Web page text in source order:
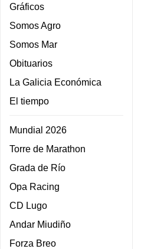
Gráficos
Somos Agro
Somos Mar
Obituarios
La Galicia Económica
El tiempo
Mundial 2026
Torre de Marathon
Grada de Río
Opa Racing
CD Lugo
Andar Miudiño
Forza Breo